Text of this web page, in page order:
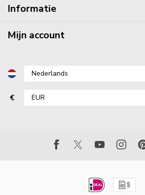
Informatie
Mijn account
€